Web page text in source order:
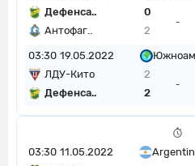
Дефенса..
0
Антофаг..
2
-
03:30 19.05.2022
ЛДУ-Кито
2
Дефенса..
2
-
03:30 11.05.2022